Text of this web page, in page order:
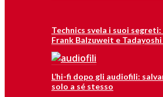
Technics svela i suoi
Frank Balzuweit e
L’hi-fi dopo gli audiofili:
solo a sé stesso